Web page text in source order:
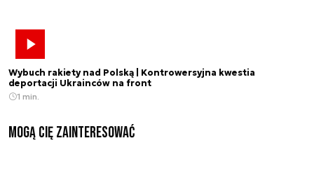
Wybuch rakiety nad Polską | Kontrowersyjna kwestia
deportacji Ukrainców na front
1 min.
Mogą Cię zainteresować